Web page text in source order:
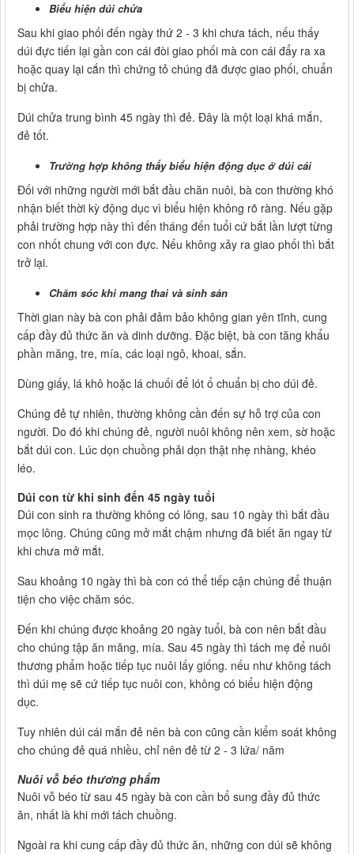
Biểu hiện dúi chửa
Sau khi giao phối đến ngày thứ 2 - 3 khi chưa tách, nếu thấy
dúi đực tiến lại gần con cái đòi giao phối mà con cái đẩy ra xa
hoặc quay lại cắn thì chứng tỏ chúng đã được giao phối, chuẩn
bị chửa.
Dúi chửa trung bình 45 ngày thì đẻ. Đây là một loại khá mắn,
đẻ tốt.
Trường hợp không thấy biểu hiện động dục ở dúi cái
Đối với những người mới bắt đầu chăn nuôi, bà con thường khó
nhận biết thời kỳ động dục vì biểu hiện không rõ ràng. Nếu gặp
phải trường hợp này thì đến tháng đến tuổi cứ bắt lần lượt từng
con nhốt chung với con đực. Nếu không xảy ra giao phối thì bắt
trở lại.
Chăm sóc khi mang thai và sinh sản
Thời gian này bà con phải đảm bảo không gian yên tĩnh, cung
cấp đầy đủ thức ăn và dinh dưỡng. Đặc biệt, bà con tăng khẩu
phần măng, tre, mía, các loại ngô, khoai, sắn.
Dùng giấy, lá khô hoặc lá chuối để lót ổ chuẩn bị cho dúi đẻ.
Chúng đẻ tự nhiên, thường không cần đến sự hỗ trợ của con
người. Do đó khi chúng đẻ, người nuôi không nên xem, sờ hoặc
bắt dúi con. Lúc dọn chuồng phải dọn thật nhẹ nhàng, khéo
léo.
Dúi con từ khi sinh đến 45 ngày tuổi
Dúi con sinh ra thường không có lông, sau 10 ngày thì bắt đầu
mọc lông. Chúng cũng mở mắt chậm nhưng đã biết ăn ngay từ
khi chưa mở mắt.
Sau khoảng 10 ngày thì bà con có thể tiếp cận chúng để thuận
tiện cho việc chăm sóc.
Đến khi chúng được khoảng 20 ngày tuổi, bà con nên bắt đầu
cho chúng tập ăn măng, mía. Sau 45 ngày thì tách mẹ để nuôi
thương phẩm hoặc tiếp tục nuôi lấy giống. nếu như không tách
thì dúi mẹ sẽ cứ tiếp tục nuôi con, không có biểu hiện động
dục.
Tuy nhiên dúi cái mắn đẻ nên bà con cũng cần kiểm soát không
cho chúng đẻ quá nhiều, chỉ nên đẻ từ 2 - 3 lứa/ năm
Nuôi vỗ béo thương phẩm
Nuôi vỗ béo từ sau 45 ngày bà con cần bổ sung đầy đủ thức
ăn, nhất là khi mới tách chuồng.
Ngoài ra khi cung cấp đầy đủ thức ăn, những con dúi sẽ không